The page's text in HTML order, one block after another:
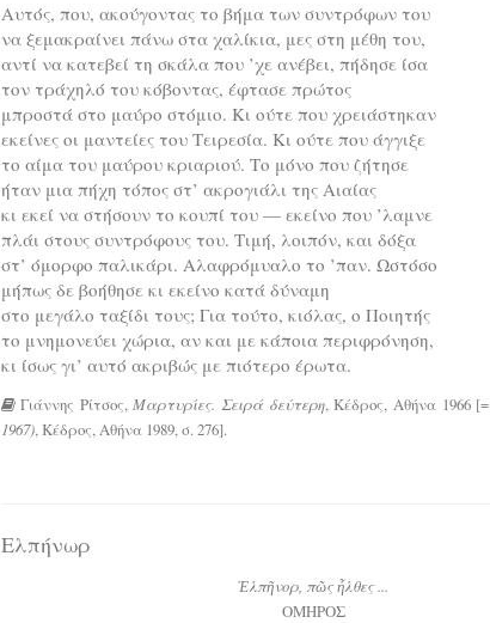
Αυτός, που, ακούγοντας το βήμα των συντρόφων του
να ξεμακραίνει πάνω στα χαλίκια, μες στη μέθη του,
αντί να κατεβεί τη σκάλα που ’χε ανέβει, πήδησε ίσα
τον τράχηλό του κόβοντας, έφτασε πρώτος
μπροστά στο μαύρο στόμιο. Κι ούτε που χρειάστηκαν
εκείνες οι μαντείες του Τειρεσία. Κι ούτε που άγγιξε
το αίμα του μαύρου κριαριού. Το μόνο που ζήτησε
ήταν μια πήχη τόπος στ’ ακρογιάλι της Αιαίας
κι εκεί να στήσουν το κουπί του — εκείνο που ’λαμνε
πλάι στους συντρόφους του. Τιμή, λοιπόν, και δόξα
στ’ όμορφο παλικάρι. Αλαφρόμυαλο το ’παν. Ωστόσο
μήπως δε βοήθησε κι εκείνο κατά δύναμη
στο μεγάλο ταξίδι τους; Για τούτο, κιόλας, ο Ποιητής
το μνημονεύει χώρια, αν και με κάποια περιφρόνηση,
κι ίσως γι’ αυτό ακριβώς με πιότερο έρωτα.
Γιάννης Ρίτσος, Μαρτυρίες. Σειρά δεύτερη, Κέδρος, Αθήνα 1966 [=
1967), Κέδρος, Αθήνα 1989, σ. 276].
Ελπήνωρ
Ἐλπῆνορ, πῶς ἦλθες ...
ΟΜΗΡΟΣ